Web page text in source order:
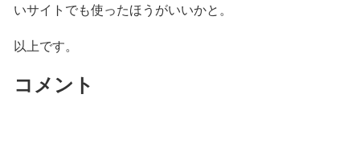
いサイトでも使ったほうがいいかと。
以上です。
コメント